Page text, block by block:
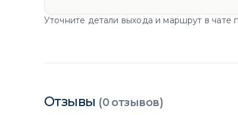
Уточните детали выхода и маршрут в
Отзывы (0 отзывов)